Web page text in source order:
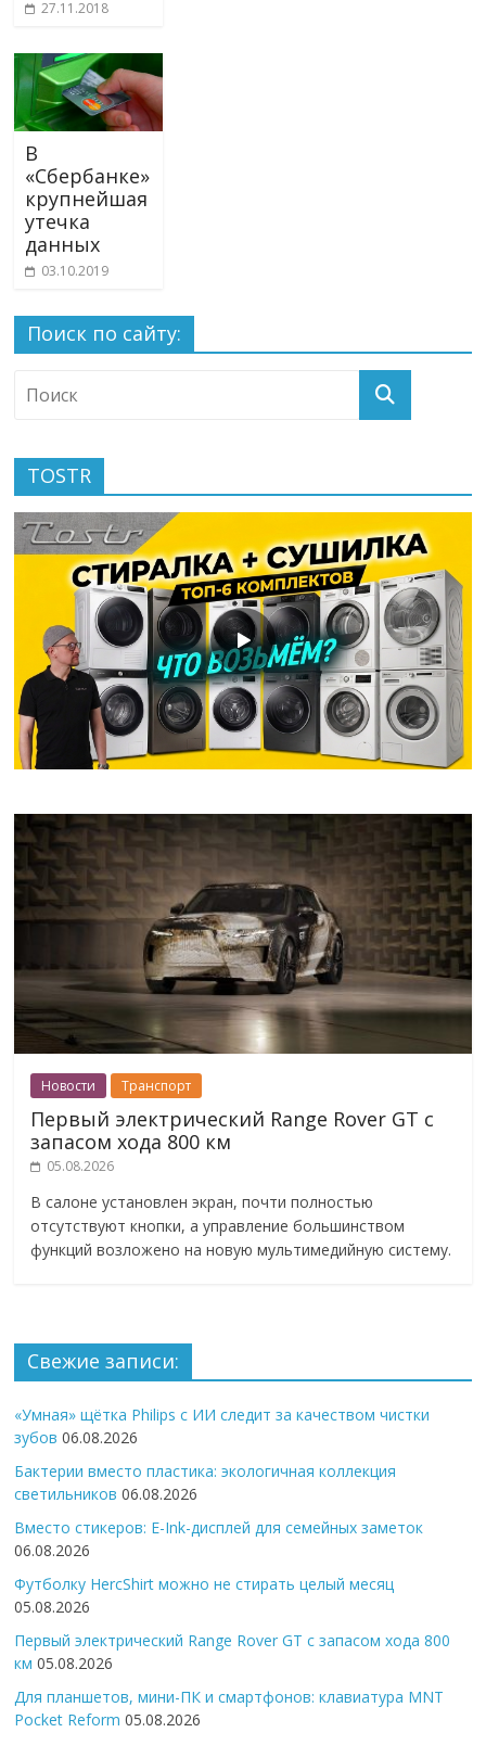
27.11.2018
В
«Сбербанке»
крупнейшая
утечка
данных
03.10.2019
Поиск по сайту:
TOSTR
Новости Транспорт
Первый электрический Range Rover GT с
запасом хода 800 км
05.08.2026
В салоне установлен экран, почти полностью
отсутствуют кнопки, а управление большинством
функций возложено на новую мультимедийную систему.
Свежие записи:
«Умная» щётка Philips с ИИ следит за качеством чистки
зубов 06.08.2026
Бактерии вместо пластика: экологичная коллекция
светильников 06.08.2026
Вместо стикеров: E-Ink-дисплей для семейных заметок
06.08.2026
Футболку HercShirt можно не стирать целый месяц
05.08.2026
Первый электрический Range Rover GT с запасом хода 800
км 05.08.2026
Для планшетов, мини-ПК и смартфонов: клавиатура MNT
Pocket Reform 05.08.2026